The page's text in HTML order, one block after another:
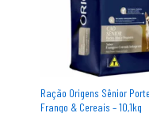
Ração Origens Sênior
Frango & Cereais – 10,1kg